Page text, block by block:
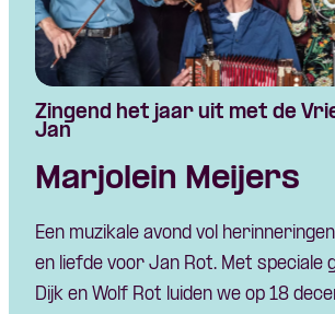
Zingend het jaar uit met de
Jan
Marjolein Meijers
Een muzikale avond vol
en liefde voor Jan Rot. Met speciale
Dijk en Wolf Rot luiden we op 18